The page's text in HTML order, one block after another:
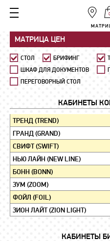
0
МАТРИЦА ЦЕН
СТОЛ БРИФИНГ
ШКАФ ДЛЯ ДОКУМЕНТОВ
ПЕРЕГОВОРНЫЙ СТОЛ
КАБИНЕТЫ
ТРЕНД (TREND)
ГРАНД (GRAND)
СВИФТ (SWIFT)
НЬЮ ЛАЙН (NEW LINE)
БОНН (BONN)
ЗУМ (ZOOM)
ФОЙЛ (FOIL)
ЗИОН ЛАЙТ (ZION LIGHT)
КАБИНЕТЫ